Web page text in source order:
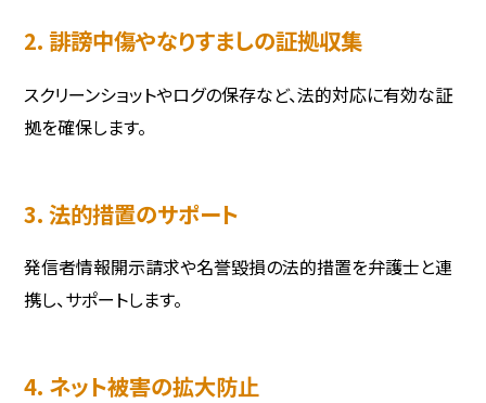
2. 誹謗中傷やなりすましの証拠収集
スクリーンショットやログの保存など、法的対応に有効な証
拠を確保します。
3. 法的措置のサポート
発信者情報開示請求や名誉毀損の法的措置を弁護士と連
携し、サポートします。
4. ネット被害の拡大防止